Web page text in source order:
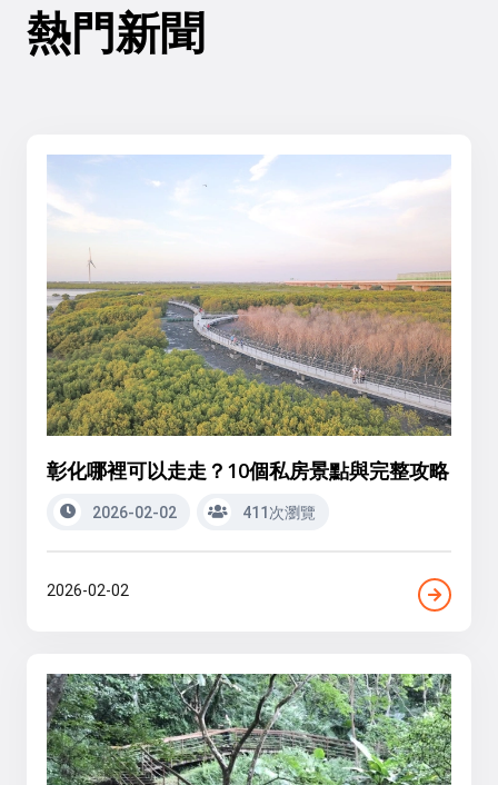
熱門新聞
彰化哪裡可以走走？10個私房景點與完整攻略
2026-02-02 411次瀏覽
2026-02-02